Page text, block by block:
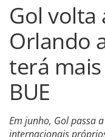
Gol volta
Orlando
terá
BUE
Em junho, Gol passa
internacionais